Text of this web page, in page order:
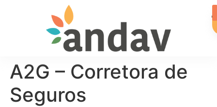
A2G – Corretora de
Seguros